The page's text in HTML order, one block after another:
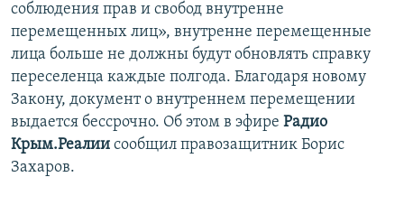
соблюдения прав и свобод внутренне
перемещенных лиц», внутренне перемещенные
лица больше не должны будут обновлять справку
переселенца каждые полгода. Благодаря новому
Закону, документ о внутреннем перемещении
выдается бессрочно. Об этом в эфире Радио
Крым.Реалии сообщил правозащитник Борис
Захаров.